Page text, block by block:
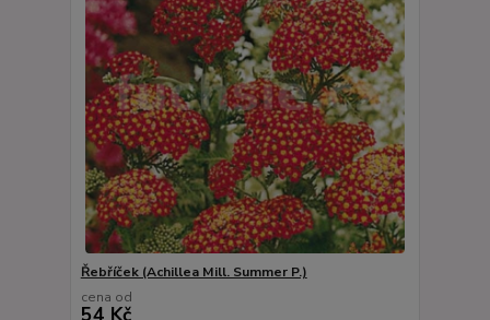
Řebříček (Achillea Mill. Summer P.)
cena od
54 Kč